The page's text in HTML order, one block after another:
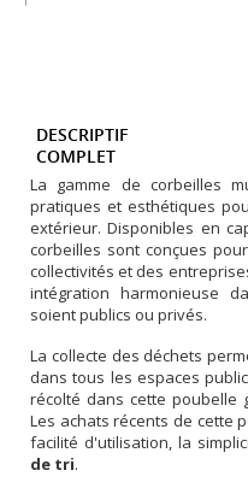
DESCRIPTIF
COMPLET
La gamme de corbeilles
pratiques et esthétiques
extérieur. Disponibles en
corbeilles sont conçues
collectivités et des
intégration harmonieuse
soient publics ou privés.
La collecte des déchets
dans tous les espaces
récolté dans cette poubelle
Les achats récents de cette
facilité d'utilisation, la
de tri.